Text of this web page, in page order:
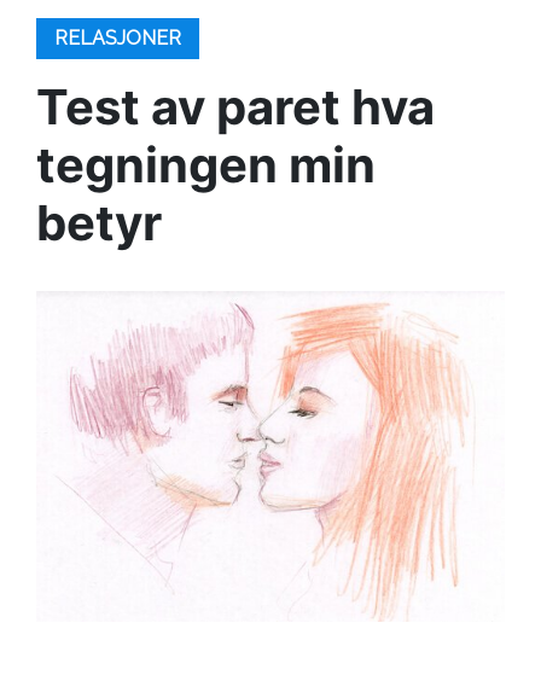
RELASJONER
Test av paret hva
tegningen min
betyr